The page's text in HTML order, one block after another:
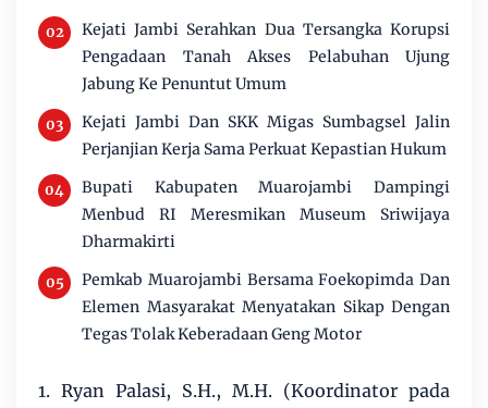
Kejati Jambi Serahkan Dua Tersangka Korupsi
Pengadaan Tanah Akses Pelabuhan Ujung
Jabung Ke Penuntut Umum
Kejati Jambi Dan SKK Migas Sumbagsel Jalin
Perjanjian Kerja Sama Perkuat Kepastian Hukum
Bupati Kabupaten Muarojambi Dampingi
Menbud RI Meresmikan Museum Sriwijaya
Dharmakirti
Pemkab Muarojambi Bersama Foekopimda Dan
Elemen Masyarakat Menyatakan Sikap Dengan
Tegas Tolak Keberadaan Geng Motor
1. Ryan Palasi, S.H., M.H. (Koordinator pada